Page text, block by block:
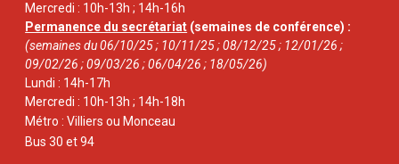
Mercredi : 10h-13h ; 14h-16h
Permanence du secrétariat (semaines de conférence) :
(semaines du 06/10/25 ; 10/11/25 ; 08/12/25 ; 12/01/26 ;
09/02/26 ; 09/03/26 ; 06/04/26 ; 18/05/26)
Lundi : 14h-17h
Mercredi : 10h-13h ; 14h-18h
Métro : Villiers ou Monceau
Bus 30 et 94